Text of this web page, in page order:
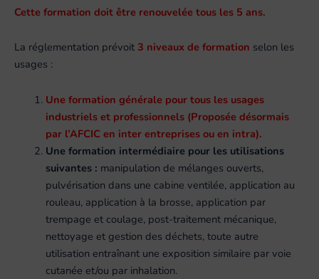
Cette formation doit être renouvelée tous les 5 ans.
La réglementation prévoit 3 niveaux de formation selon les
usages :
Une formation générale pour tous les usages
industriels et professionnels (Proposée désormais
par l’AFCIC en inter entreprises ou en intra).
Une formation intermédiaire pour les utilisations
suivantes : manipulation de mélanges ouverts,
pulvérisation dans une cabine ventilée, application au
rouleau, application à la brosse, application par
trempage et coulage, post-traitement mécanique,
nettoyage et gestion des déchets, toute autre
utilisation entraînant une exposition similaire par voie
cutanée et/ou par inhalation.